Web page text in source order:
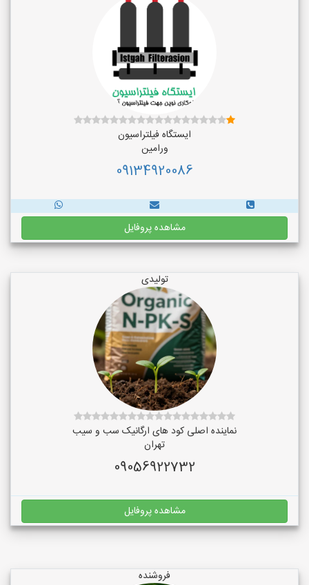
ایستگاه فیلتراسیون
ورامین
09134920086
مشاهده پروفایل
تولیدی
نماینده اصلی کود های ارگانیک سب و سیب
تهران
09056922732
مشاهده پروفایل
فروشنده